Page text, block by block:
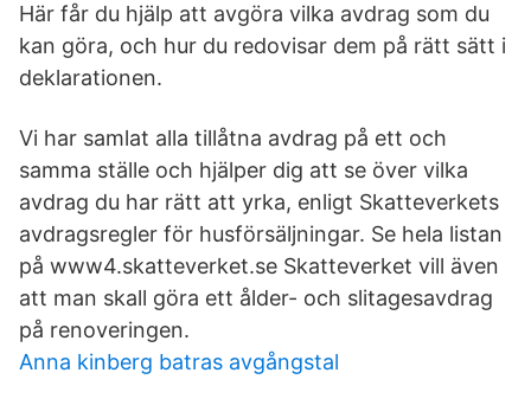
Här får du hjälp att avgöra vilka avdrag som du
kan göra, och hur du redovisar dem på rätt sätt i
deklarationen.
Vi har samlat alla tillåtna avdrag på ett och
samma ställe och hjälper dig att se över vilka
avdrag du har rätt att yrka, enligt Skatteverkets
avdragsregler för husförsäljningar. Se hela listan
på www4.skatteverket.se Skatteverket vill även
att man skall göra ett ålder- och slitagesavdrag
på renoveringen.
Anna kinberg batras avgångstal